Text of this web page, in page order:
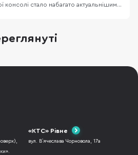
консолі стало набагато актуальнішим,
просувають це як аргумент для
На цьому тлі легко вирішити, що без
«КТС» Рівне
вул. В`ячеслава Чорновола, 17а